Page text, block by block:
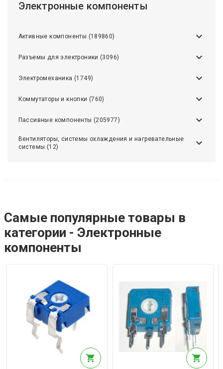
Электронные компоненты
Активные компоненты (189860)
Разъемы для электроники (3096)
Электромеханика (1749)
Коммутаторы и кнопки (760)
Пассивные компоненты (205977)
Вентиляторы, системы охлаждения и нагревательные
системы (12)
Самые популярные товары в
категории - Электронные
компоненты